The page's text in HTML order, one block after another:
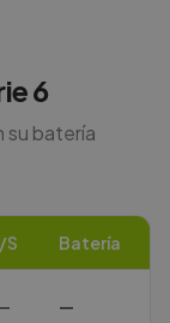
6
su batería
S Batería
—